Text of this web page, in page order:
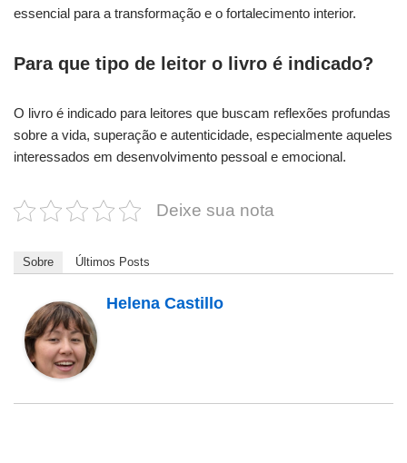
essencial para a transformação e o fortalecimento interior.
Para que tipo de leitor o livro é indicado?
O livro é indicado para leitores que buscam reflexões profundas
sobre a vida, superação e autenticidade, especialmente aqueles
interessados em desenvolvimento pessoal e emocional.
Deixe sua nota
Sobre Últimos Posts
Helena Castillo